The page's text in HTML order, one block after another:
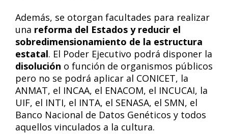
Además, se otorgan facultades para realizar
una reforma del Estados y reducir el
sobredimensionamiento de la estructura
estatal. El Poder Ejecutivo podrá disponer la
disolución o función de organismos públicos
pero no se podrá aplicar al CONICET, la
ANMAT, el INCAA, el ENACOM, el INCUCAI, la
UIF, el INTI, el INTA, el SENASA, el SMN, el
Banco Nacional de Datos Genéticos y todos
aquellos vinculados a la cultura.